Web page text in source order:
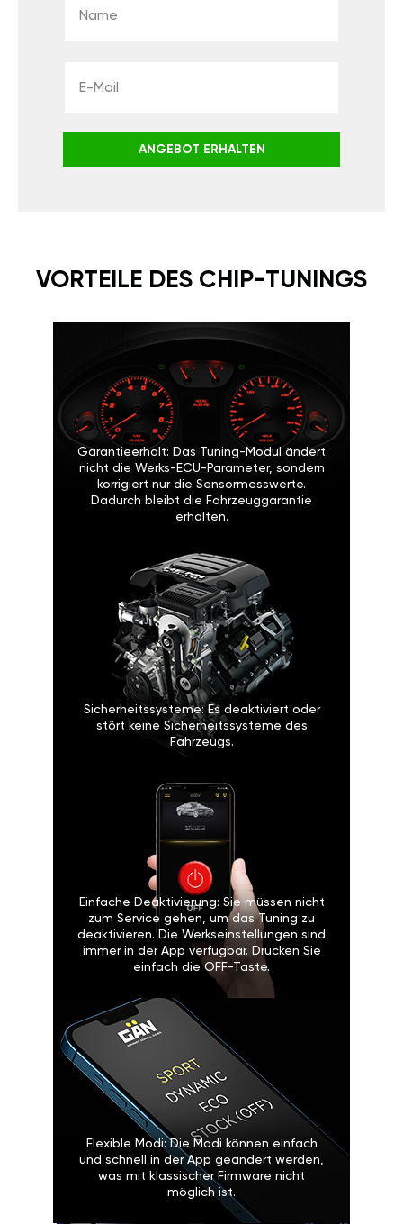
ANGEBOT ERHALTEN
VORTEILE DES CHIP-TUNINGS
Garantieerhalt: Das Tuning-Modul ändert
nicht die Werks-ECU-Parameter, sondern
korrigiert nur die Sensormesswerte.
Dadurch bleibt die Fahrzeuggarantie
erhalten.
Sicherheitssysteme: Es deaktiviert oder
stört keine Sicherheitssysteme des
Fahrzeugs.
Einfache Deaktivierung: Sie müssen nicht
zum Service gehen, um das Tuning zu
deaktivieren. Die Werkseinstellungen sind
immer in der App verfügbar. Drücken Sie
einfach die OFF-Taste.
Flexible Modi: Die Modi können einfach
und schnell in der App geändert werden,
was mit klassischer Firmware nicht
möglich ist.